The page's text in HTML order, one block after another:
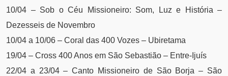
10/04 – Sob o Céu Missioneiro: Som, Luz e História –
Dezesseis de Novembro
10/04 a 10/06 – Coral das 400 Vozes – Ubiretama
19/04 – Cross 400 Anos em São Sebastião – Entre-Ijuís
22/04 a 23/04 – Canto Missioneiro de São Borja – São